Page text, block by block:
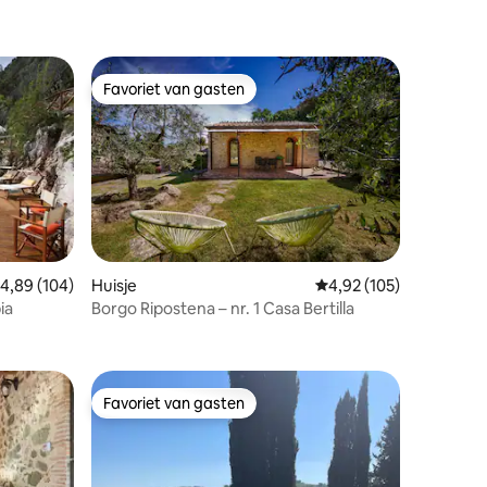
beoordeling van 4,89 op 5, 104 recensies
4,89 (104)
Favoriet van gasten
Favoriet van gasten
Huisje Gemiddelde
4,92 (105)
Borgo Ripostena – nr. 1 Casa Bertilla
Favoriet van gasten
Favoriet van gasten